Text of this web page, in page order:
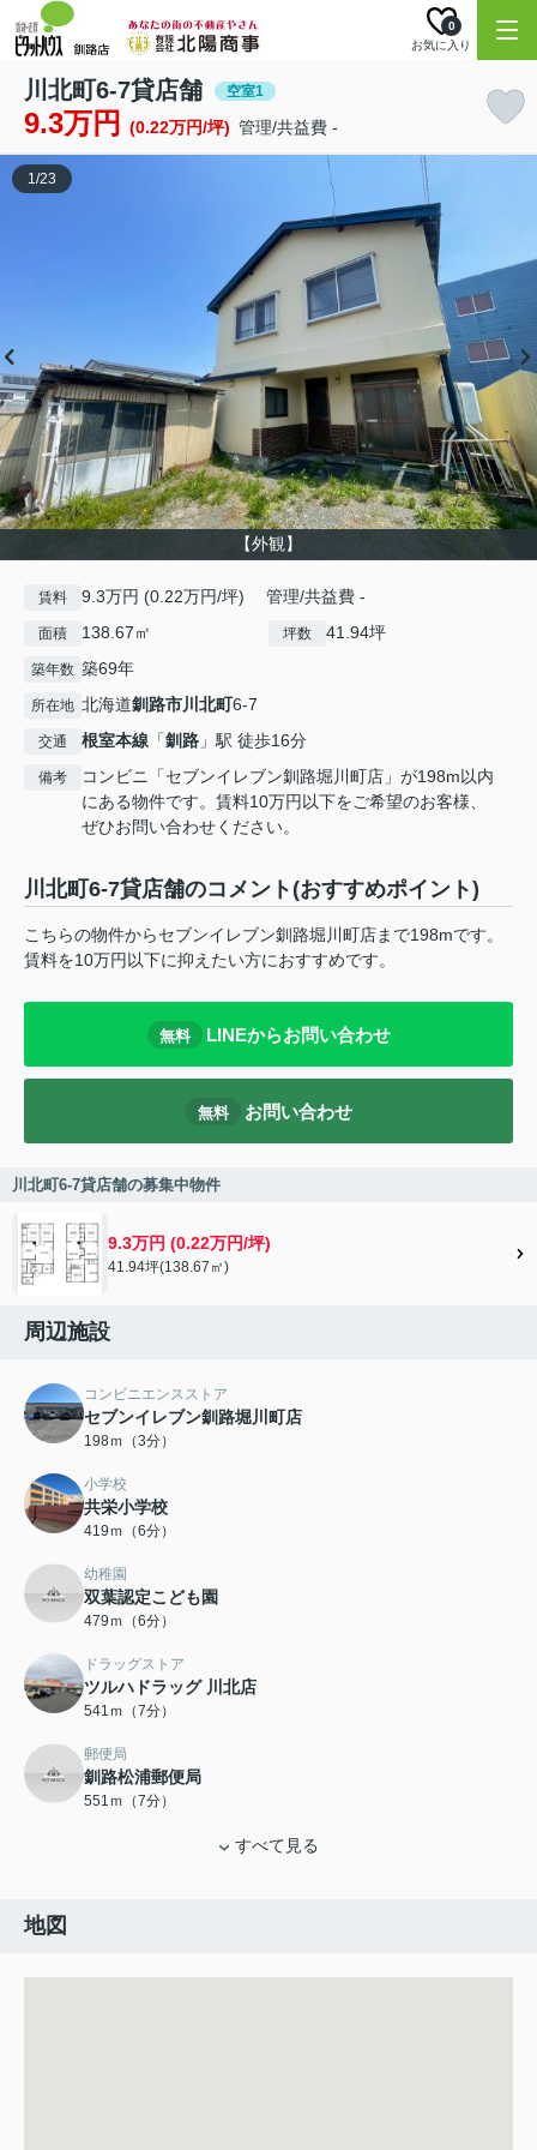
お気に入り
0
川北町6-7貸店舗 空室1
9.3万円 (0.22万円/坪) 管理/共益費 -
【外観】
1/23
賃料 9.3万円 (0.22万円/坪) 管理/共益費 -
面積 138.67㎡ 坪数 41.94坪
築年数 築69年
所在地 北海道釧路市川北町6-7
交通 根室本線 「釧路 」駅 徒歩16分
備考
コンビニ「セブンイレブン釧路堀川町店」が198m以内
にある物件です。賃料10万円以下をご希望のお客様、
ぜひお問い合わせください。
川北町6-7貸店舗のコメント(おすすめポイント)
こちらの物件からセブンイレブン釧路堀川町店まで198mです。
賃料を10万円以下に抑えたい方におすすめです。
無料 LINEからお問い合わせ
無料 お問い合わせ
川北町6-7貸店舗の募集中物件
9.3万円 (0.22万円/坪)
41.94坪(138.67㎡)
周辺施設
コンビニエンスストア
セブンイレブン釧路堀川町店
198ｍ（3分）
小学校
共栄小学校
419ｍ（6分）
幼稚園
双葉認定こども園
479ｍ（6分）
ドラッグストア
ツルハドラッグ 川北店
541ｍ（7分）
郵便局
釧路松浦郵便局
551ｍ（7分）
すべて見る
地図